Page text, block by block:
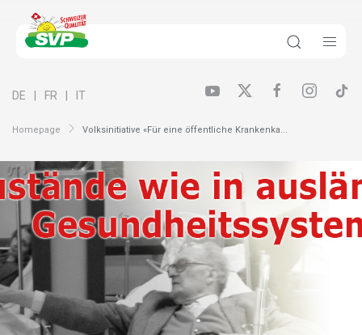
Homepage Volksinitiative «Für eine öffentliche Krankenka...
DE FR IT